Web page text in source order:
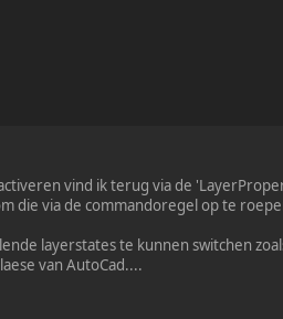
vind ik terug via de
die via de commandoregel op te
layerstates te kunnen switchen
van AutoCad....